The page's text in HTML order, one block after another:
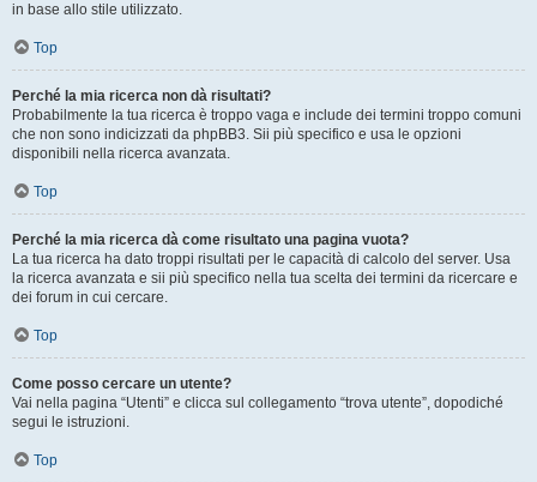
in base allo stile utilizzato.
Top
Perché la mia ricerca non dà risultati?
Probabilmente la tua ricerca è troppo vaga e include dei termini troppo comuni
che non sono indicizzati da phpBB3. Sii più specifico e usa le opzioni
disponibili nella ricerca avanzata.
Top
Perché la mia ricerca dà come risultato una pagina vuota?
La tua ricerca ha dato troppi risultati per le capacità di calcolo del server. Usa
la ricerca avanzata e sii più specifico nella tua scelta dei termini da ricercare e
dei forum in cui cercare.
Top
Come posso cercare un utente?
Vai nella pagina “Utenti” e clicca sul collegamento “trova utente”, dopodiché
segui le istruzioni.
Top